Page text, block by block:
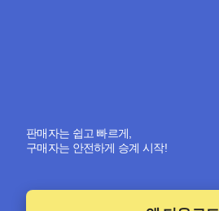
판매자는 쉽고 빠르게,
구매자는 안전하게 승계 시작!